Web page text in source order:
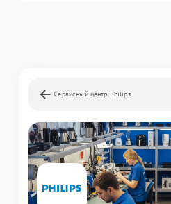
Сервисный центр Philips